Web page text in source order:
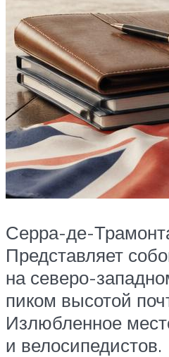
Серра-де-
Представляет
на северо-
пиком высотой
Излюбленное
и велосипедистов.